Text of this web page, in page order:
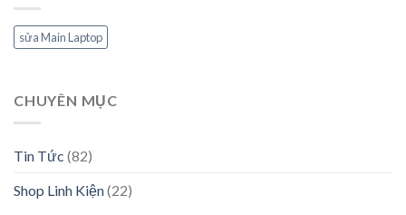
sửa Main Laptop
CHUYÊN MỤC
Tin Tức (82)
Shop Linh Kiện(22)